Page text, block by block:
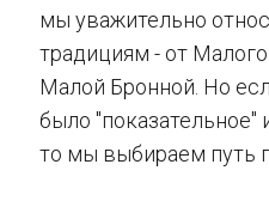
мы уважительно
традициям - от Малого
Малой Бронной. Но
было
то мы выбираем путь